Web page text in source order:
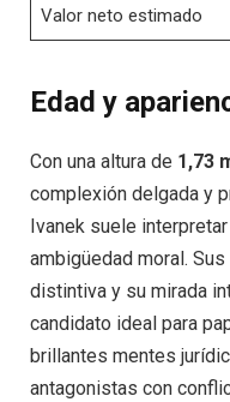
Valor neto estimado
Edad y
Con una altura de 1,73
complexión delgada y
Ivanek suele
ambigüedad moral. Sus
distintiva y su mirada
candidato ideal para
brillantes mentes
antagonistas con